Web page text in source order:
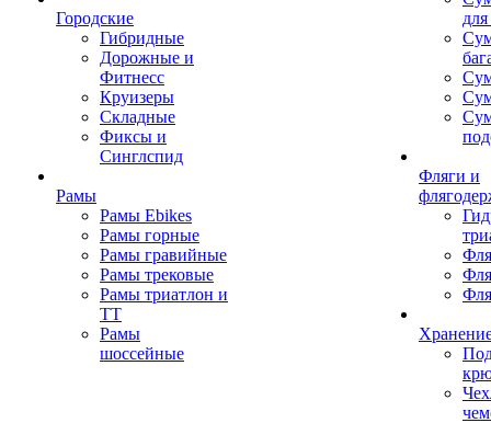
Городские
Гибридные
Дорожные и
Фитнесс
Круизеры
Складные
Фиксы и
Синглспид
Рамы
Рамы Ebikes
Рамы горные
Рамы гравийные
Рамы трековые
Рамы триатлон и
ТТ
Рамы
шоссейные
Фляги и